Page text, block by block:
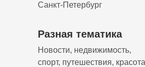
Санкт-Петербург
Разная тематика
Новости, недвижимость,
cпорт, путешествия, красота